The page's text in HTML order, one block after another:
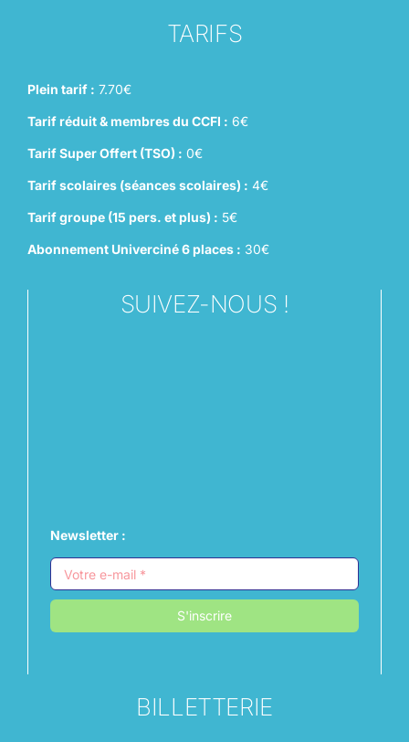
TARIFS
Plein tarif : 7.70€
Tarif réduit & membres du CCFI : 6€
Tarif Super Offert (TSO) : 0€
Tarif scolaires (séances scolaires) : 4€
Tarif groupe (15 pers. et plus) : 5€
Abonnement Univerciné 6 places : 30€
SUIVEZ-NOUS !
Newsletter :
S'inscrire
BILLETTERIE